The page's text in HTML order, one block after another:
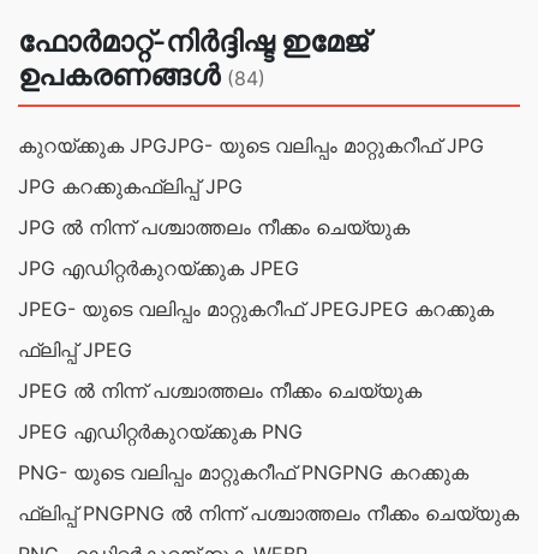
ഫോർമാറ്റ്-നിർദ്ദിഷ്ട ഇമേജ്
ഉപകരണങ്ങൾ (84)
കുറയ്ക്കുക JPGJPG- യുടെ വലിപ്പം മാറ്റുകറീഫ് JPG
JPG കറക്കുകഫ്ലിപ്പ് JPG
JPG ൽ നിന്ന് പശ്ചാത്തലം നീക്കം ചെയ്യുക
JPG എഡിറ്റര്‍കുറയ്ക്കുക JPEG
JPEG- യുടെ വലിപ്പം മാറ്റുകറീഫ് JPEGJPEG കറക്കുക
ഫ്ലിപ്പ് JPEG
JPEG ൽ നിന്ന് പശ്ചാത്തലം നീക്കം ചെയ്യുക
JPEG എഡിറ്റര്‍കുറയ്ക്കുക PNG
PNG- യുടെ വലിപ്പം മാറ്റുകറീഫ് PNGPNG കറക്കുക
ഫ്ലിപ്പ് PNGPNG ൽ നിന്ന് പശ്ചാത്തലം നീക്കം ചെയ്യുക